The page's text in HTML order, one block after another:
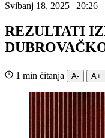
Svibanj 18, 2025 | 20:26
REZULTATI
1 min čitanja A- A+